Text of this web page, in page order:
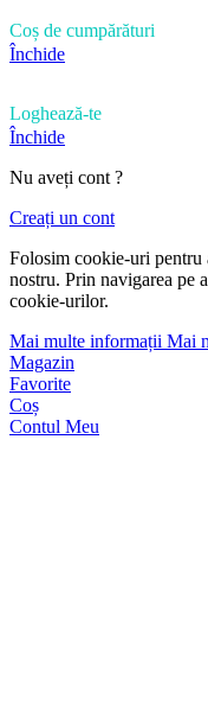
Coș de cumpărături
Închide
Loghează-te
Închide
Nu aveți cont ?
Creați un cont
Folosim cookie-uri pentru
nostru. Prin navigarea pe
cookie-urilor.
Mai multe informații Mai
Magazin
Favorite
Coș
Contul Meu